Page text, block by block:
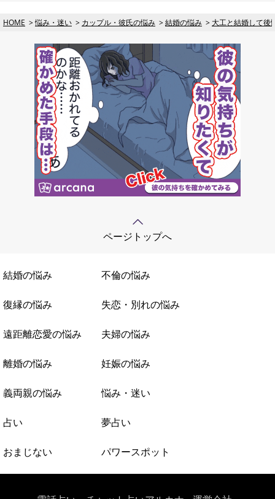
HOME 悩み・迷い カップル・彼氏の悩み 結婚の悩み 大工と結婚して後
ページトップへ
結婚の悩み 不倫の悩み
復縁の悩み 失恋・別れの悩み
遠距離恋愛の悩み 夫婦の悩み
離婚の悩み 妊娠の悩み
義両親の悩み 悩み・迷い
占い 夢占い
おまじない パワースポット